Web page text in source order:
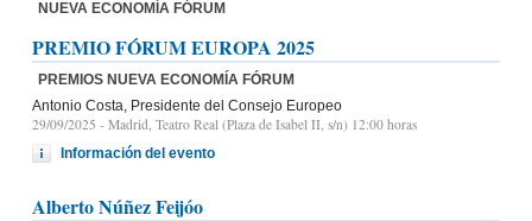
NUEVA ECONOMÍA FÓRUM
PREMIO FÓRUM EUROPA 2025
PREMIOS NUEVA ECONOMÍA FÓRUM
Antonio Costa, Presidente del Consejo Europeo
29/09/2025 - Madrid, Teatro Real (Plaza de Isabel II, s/n) 12:00 horas
Información del evento
Alberto Núñez Feijóo